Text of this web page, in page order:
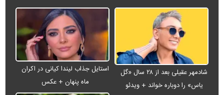
شادمهر عقیلی بعد از ۲۸ سال «گل
یاس» را دوباره خواند + ویدئو
استایل جذاب لیندا کیانی در اکران
ماه پنهان + عکس